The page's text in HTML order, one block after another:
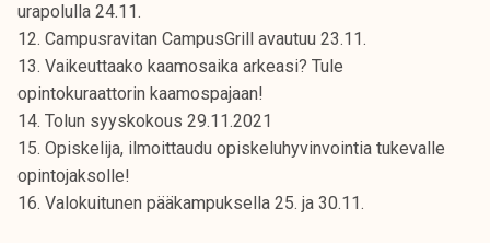
o
p
s
k
l
urapolulla 24.11.
12. Campusravitan CampusGrill avautuu 23.11.
13. Vaikeuttaako kaamosaika arkeasi? Tule
opintokuraattorin kaamospajaan!
14. Tolun syyskokous 29.11.2021
15. Opiskelija, ilmoittaudu opiskeluhyvinvointia tukevalle
opintojaksolle!
16. Valokuitunen pääkampuksella 25. ja 30.11.